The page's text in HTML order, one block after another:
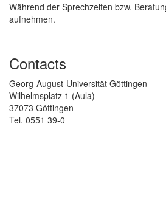
Während der Sprechzeiten bzw.
aufnehmen.
Contacts
Georg-August-Universität Göttingen
Wilhelmsplatz 1 (Aula)
37073 Göttingen
Tel. 0551 39-0